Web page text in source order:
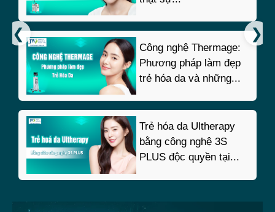
Công nghệ Thermage:
Phương pháp làm đẹp
trẻ hóa da và những...
Trẻ hóa da Ultherapy
bằng công nghệ 3S
PLUS độc quyền tại...